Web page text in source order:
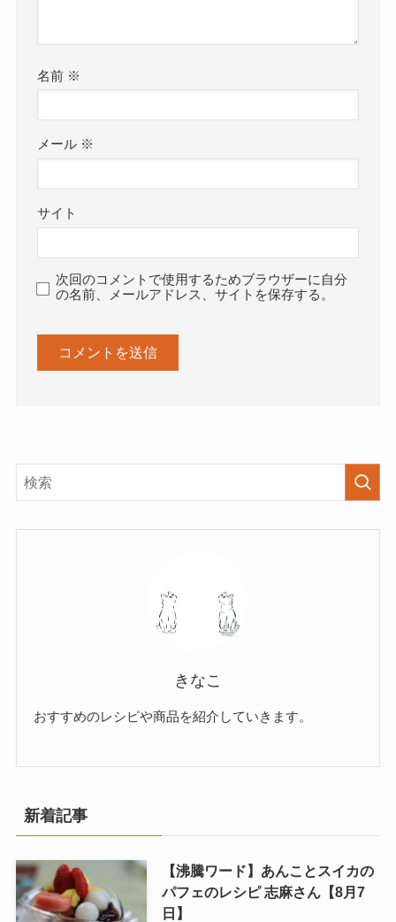
名前 ※
メール ※
サイト
次回のコメントで使用するためブラウザーに自分
の名前、メールアドレス、サイトを保存する。
きなこ
おすすめのレシピや商品を紹介していきます。
新着記事
【沸騰ワード】あんことスイカの
パフェのレシピ 志麻さん【8月7
日】